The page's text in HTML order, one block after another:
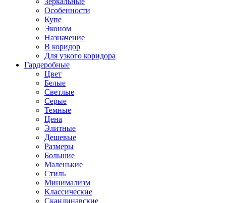
Особенности
Купе
Эконом
Назначение
В коридор
Для узкого коридора
Гардеробные
Цвет
Белые
Светлые
Серые
Темные
Цена
Элитные
Дешевые
Размеры
Большие
Маленькие
Стиль
Минимализм
Классические
Скандинавские